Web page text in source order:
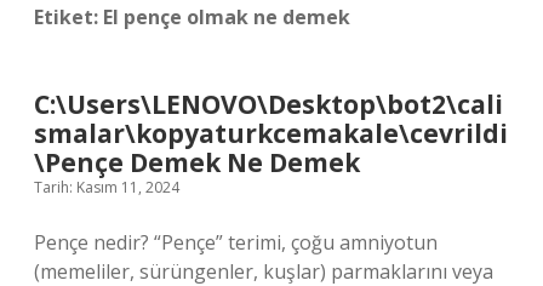
Etiket: El pençe olmak ne demek
C:\Users\LENOVO\Desktop\bot2\cali
smalar\kopyaturkcemakale\cevrildi
\Pençe Demek Ne Demek
Tarih: Kasım 11, 2024
Pençe nedir? “Pençe” terimi, çoğu amniyotun
(memeliler, sürüngenler, kuşlar) parmaklarını veya